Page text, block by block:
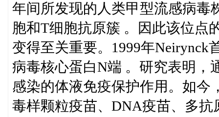
年间所发现的人类甲型流感病毒
胞和T细胞抗原簇 。因此该位点
变得至关重要。1999年Neirynck
病毒核心蛋白N端 。研究表明，
感染的体液免疫保护作用。如今
毒样颗粒疫苗、DNA疫苗、多